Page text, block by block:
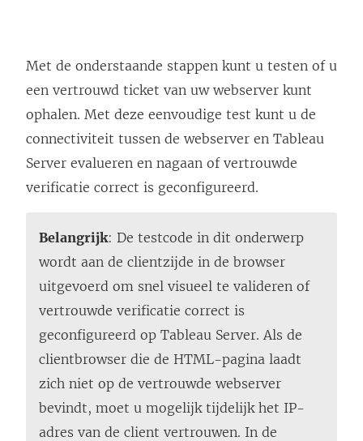
Met de onderstaande stappen kunt u testen of u
een vertrouwd ticket van uw webserver kunt
ophalen. Met deze eenvoudige test kunt u de
connectiviteit tussen de webserver en Tableau
Server evalueren en nagaan of vertrouwde
verificatie correct is geconfigureerd.
Belangrijk: De testcode in dit onderwerp
wordt aan de clientzijde in de browser
uitgevoerd om snel visueel te valideren of
vertrouwde verificatie correct is
geconfigureerd op Tableau Server. Als de
clientbrowser die de HTML-pagina laadt
zich niet op de vertrouwde webserver
bevindt, moet u mogelijk tijdelijk het IP-
adres van de client vertrouwen. In de